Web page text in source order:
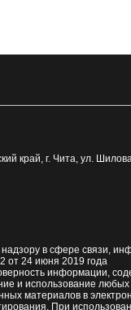
край, г. Чита ул.
в сфере связи,
24 июня 2019 года
информации,
и использование
материалов в
При